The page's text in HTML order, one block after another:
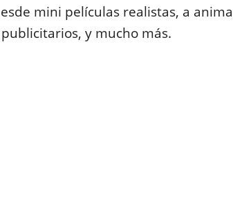
mini películas realistas, a
y mucho más.